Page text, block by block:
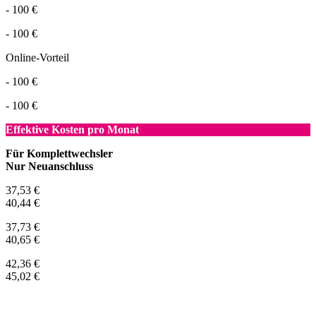
- 100 €
- 100 €
Online-Vorteil
- 100 €
- 100 €
Effektive Kosten pro Monat
Für Komplettwechsler
Nur Neuanschluss
37,53 €
40,44 €
37,73 €
40,65 €
42,36 €
45,02 €